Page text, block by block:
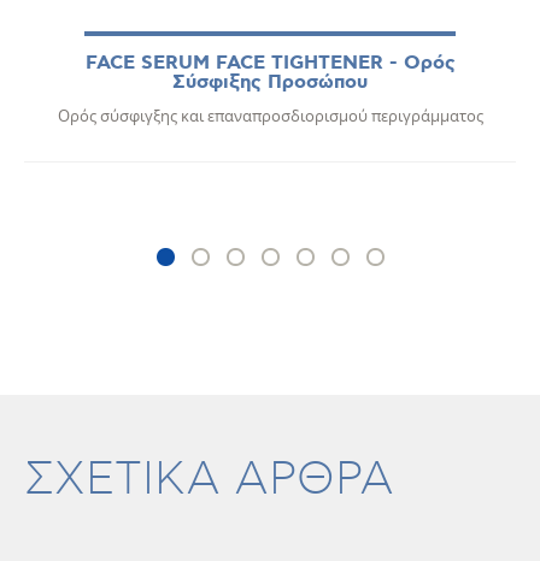
FACE SERUM FACE TIGHTENER - Ορός
Σύσφιξης Προσώπου
Ορός σύσφιγξης και επαναπροσδιορισμού περιγράμματος
ΣΧΕΤΙΚΑ ΑΡΘΡΑ